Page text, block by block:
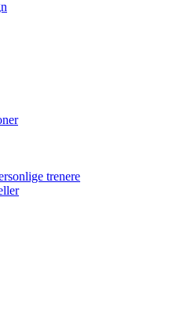
trenere